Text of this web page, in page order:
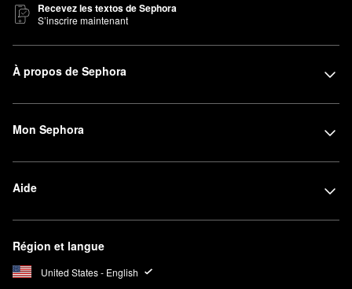
Recevez les textos de Sephora
S’inscrire maintenant
À propos de Sephora
Mon Sephora
Aide
Région et langue
United States - English